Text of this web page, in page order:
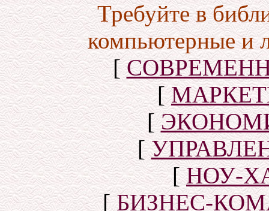
Требуйте в
компьютерные и
[
[
[
[
[НОУ-
[БИЗНЕС-